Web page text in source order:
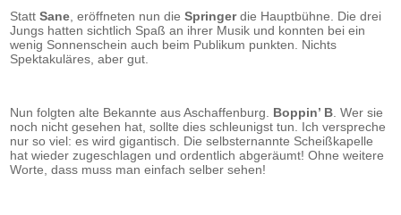
StattSane, eröffneten nun dieSpringerdie Hauptbühne. Die drei
Jungs hatten sichtlich Spaß an ihrer Musik und konnten bei ein
wenig Sonnenschein auch beim Publikum punkten. Nichts
Spektakuläres, aber gut.
Nun folgten alte Bekannte aus Aschaffenburg. Boppin’ B. Wer sie
noch nicht gesehen hat, sollte dies schleunigst tun. Ich verspreche
nur so viel: es wird gigantisch. Die selbsternannte Scheißkapelle
hat wieder zugeschlagen und ordentlich abgeräumt! Ohne weitere
Worte, dass muss man einfach selber sehen!